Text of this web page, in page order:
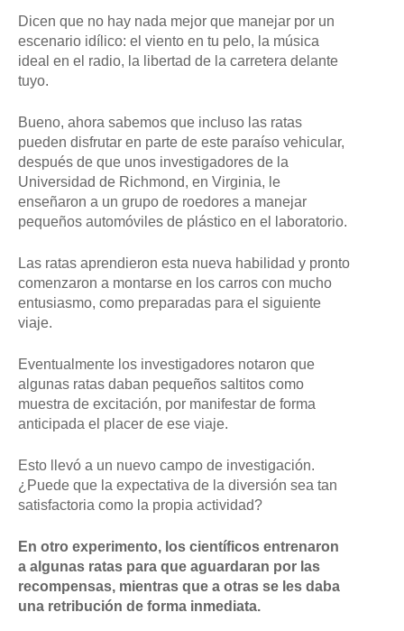
Dicen que no hay nada mejor que manejar por un
escenario idílico: el viento en tu pelo, la música
ideal en el radio, la libertad de la carretera delante
tuyo.
Bueno, ahora sabemos que incluso las ratas
pueden disfrutar en parte de este paraíso vehicular,
después de que unos investigadores de la
Universidad de Richmond, en Virginia, le
enseñaron a un grupo de roedores a manejar
pequeños automóviles de plástico en el laboratorio.
Las ratas aprendieron esta nueva habilidad y pronto
comenzaron a montarse en los carros con mucho
entusiasmo, como preparadas para el siguiente
viaje.
Eventualmente los investigadores notaron que
algunas ratas daban pequeños saltitos como
muestra de excitación, por manifestar de forma
anticipada el placer de ese viaje.
Esto llevó a un nuevo campo de investigación.
¿Puede que la expectativa de la diversión sea tan
satisfactoria como la propia actividad?
En otro experimento, los científicos entrenaron
a algunas ratas para que aguardaran por las
recompensas, mientras que a otras se les daba
una retribución de forma inmediata.